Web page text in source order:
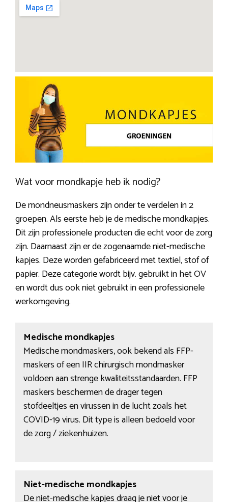
Wat voor mondkapje heb ik nodig?
De mondneusmaskers zijn onder te verdelen in 2
groepen. Als eerste heb je de medische mondkapjes.
Dit zijn professionele producten die echt voor de zorg
zijn. Daarnaast zijn er de zogenaamde niet-medische
kapjes. Deze worden gefabriceerd met textiel, stof of
papier. Deze categorie wordt bijv. gebruikt in het OV
en wordt dus ook niet gebruikt in een professionele
werkomgeving.
Medische mondkapjes
Medische mondmaskers, ook bekend als FFP-
maskers of een IIR chirurgisch mondmasker
voldoen aan strenge kwaliteitsstandaarden. FFP
maskers beschermen de drager tegen
stofdeeltjes en virussen in de lucht zoals het
COVID-19 virus. Dit type is alleen bedoeld voor
de zorg / ziekenhuizen.
Niet-medische mondkapjes
De niet-medische kapjes draag je niet voor je